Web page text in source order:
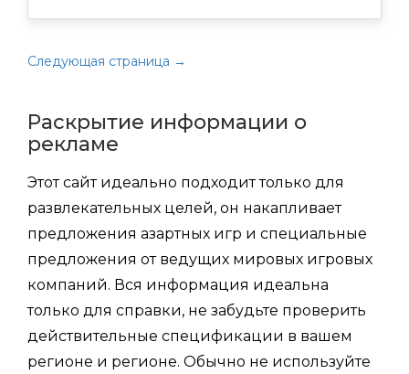
Следующая страница →
Раскрытие информации о
рекламе
Этот сайт идеально подходит только для
развлекательных целей, он накапливает
предложения азартных игр и специальные
предложения от ведущих мировых игровых
компаний. Вся информация идеальна
только для справки, не забудьте проверить
действительные спецификации в вашем
регионе и регионе. Обычно не используйте